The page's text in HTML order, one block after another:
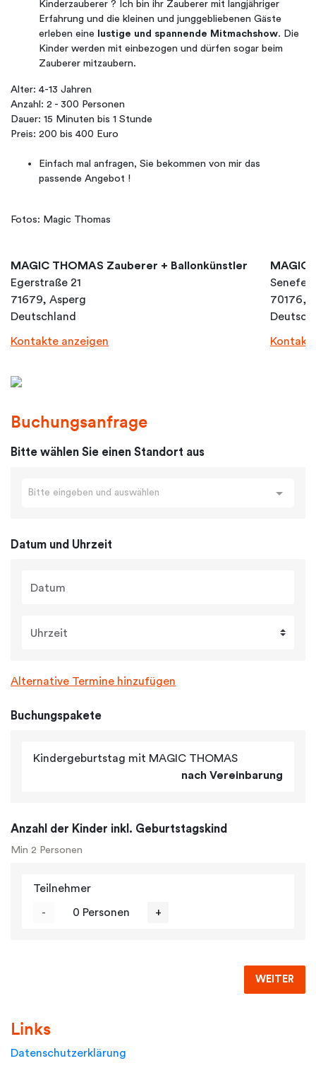
Kinderzauberer ? Ich bin ihr Zauberer mit langjähriger
Erfahrung und die kleinen und junggebliebenen Gäste
erleben eine
lustige und spannende Mitmachshow. Die
Kinder werden mit einbezogen und dürfen sogar beim
Zauberer mitzaubern.
Alter: 4-13 Jahren
Anzahl: 2 - 300 Personen
Dauer: 15 Minuten bis 1 Stunde
Preis: 200 bis 400 Euro
Einfach mal anfragen, Sie bekommen von mir das
passende Angebot !
Fotos: Magic Thomas
MAGIC THOMAS Zauberer + Ballonkünstler
Egerstraße 21
71679, Asperg
Deutschland
Kontakte anzeigen
MAGIC
70176,
Buchungsanfrage
Bitte wählen Sie einen Standort aus
Bitte eingeben und auswählen
Datum und Uhrzeit
Datum
Uhrzeit
Alternative Termine hinzufügen
Buchungspakete
Kindergeburtstag mit MAGIC THOMAS
nach Vereinbarung
Anzahl der Kinder inkl. Geburtstagskind
Min 2 Personen
Teilnehmer
- 0 Personen +
WEITER
Links
Datenschutzerklärung